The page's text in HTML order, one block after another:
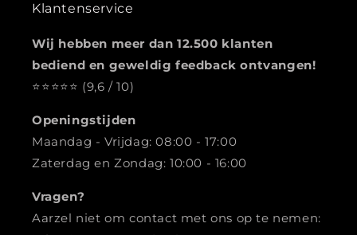
Klantenservice
Wij hebben meer dan 12.500 klanten
bediend en geweldig feedback ontvangen!
⭐️️️️️️️️️️️️️️️⭐️⭐️⭐️⭐️ (9,6 / 10)
Openingstijden
Maandag - Vrijdag: 08:00 - 17:00
Zaterdag en Zondag: 10:00 - 16:00
Vragen?
Aarzel niet om contact met ons op te nemen: